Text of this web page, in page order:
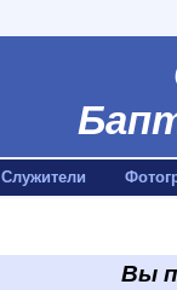
Служители
Вы